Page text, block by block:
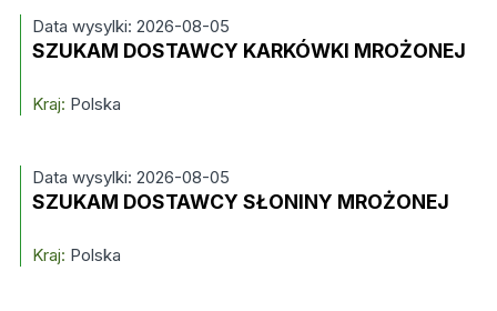
Data wysylki: 2026-08-05
SZUKAM DOSTAWCY KARKÓWKI MROŻONEJ
Kraj: Polska
Data wysylki: 2026-08-05
SZUKAM DOSTAWCY SŁONINY MROŻONEJ
Kraj: Polska